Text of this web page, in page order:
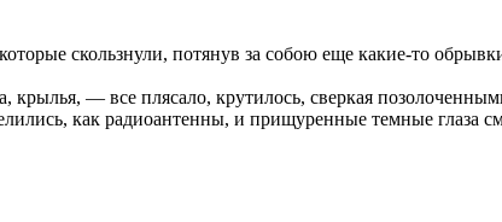
скользнули, потянув за собою еще какие-то
— все плясало, крутилось, сверкая
как радиоантенны, и прищуренные темные глаза